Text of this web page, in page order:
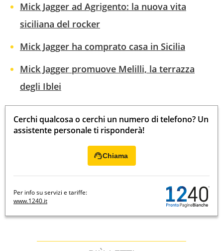
Mick Jagger ad Agrigento: la nuova vita
siciliana del rocker
Mick Jagger ha comprato casa in Sicilia
Mick Jagger promuove Melilli, la terrazza
degli Iblei
Cerchi qualcosa o cerchi un numero di telefono? Un
assistente personale ti risponderà!
Chiama
Per info su servizi e tariffe:
www.1240.it